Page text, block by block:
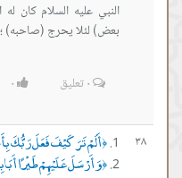
النبي عليه السلام
بعض) لئلا يحرج (صاحبه)
٠تعليق ٠
٣٨ ﴿أَلَمْ تَرَ كَيْفَ فَعَلَ رَبُّكَ
﴿وَأَرْسَلَ عَلَيْهِمْ طَيْرًا